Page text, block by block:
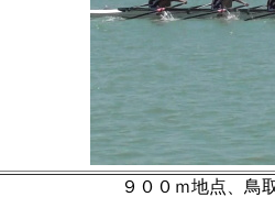
９００ｍ地点、鳥